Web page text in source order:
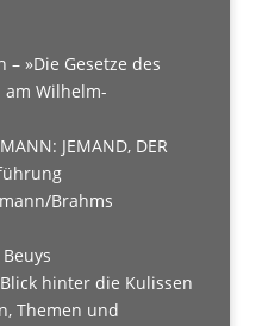
– »Die Gesetze des
am Wilhelm-
JEMAND, DER
Brahms
hinter die Kulissen
Themen und